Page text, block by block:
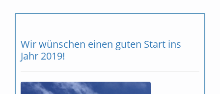
Wir wünschen einen guten Start ins
Jahr 2019!